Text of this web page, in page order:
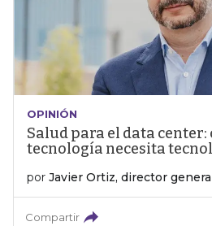
OPINIÓN
Salud para el data center:
tecnología necesita
por Javier Ortiz, director
Compartir